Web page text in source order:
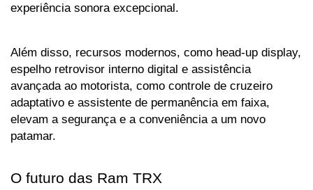
experiência sonora excepcional.
Além disso, recursos modernos, como head-up display,
espelho retrovisor interno digital e assistência
avançada ao motorista, como controle de cruzeiro
adaptativo e assistente de permanência em faixa,
elevam a segurança e a conveniência a um novo
patamar.
O futuro das Ram TRX